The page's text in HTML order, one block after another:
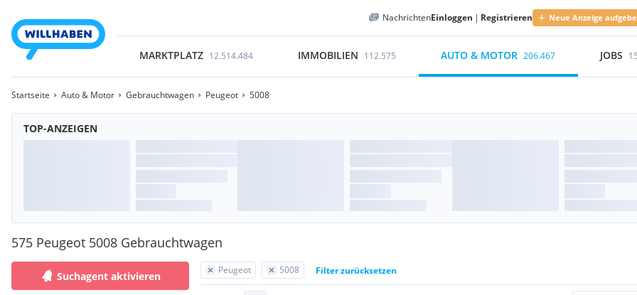
NachrichtenEinloggen | Registrieren Neue Anzeige
MARKTPLATZ 12.514.484 IMMOBILIEN 112.575 AUTO & MOTOR 206.467 JOBS
Startseite Auto & Motor Gebrauchtwagen Peugeot 5008
TOP-ANZEIGEN
575 Peugeot 5008 Gebrauchtwagen
Peugeot 5008 Filter zurücksetzen
Suchagent aktivieren